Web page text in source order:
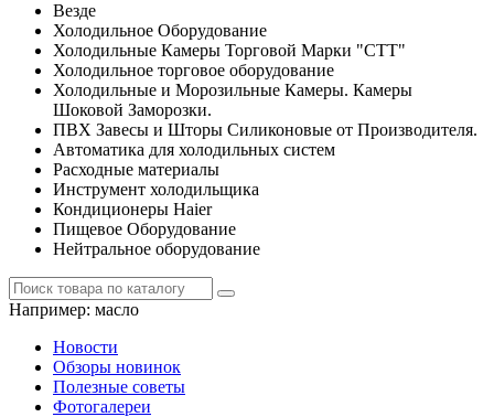
Везде
Холодильное Оборудование
Холодильные Камеры Торговой Марки "СТТ"
Холодильное торговое оборудование
Холодильные и Морозильные Камеры. Камеры
Шоковой Заморозки.
ПВХ Завесы и Шторы Силиконовые от Производителя.
Автоматика для холодильных систем
Расходные материалы
Инструмент холодильщика
Кондиционеры Haier
Пищевое Оборудование
Нейтральное оборудование
Например: масло
Новости
Обзоры новинок
Полезные советы
Фотогалереи